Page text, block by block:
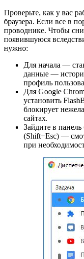
Проверьте, как у вас
браузера. Если все в
проводнике. Чтобы
появившуюся
нужно:
Для начала —
данные —
профиль
Для Google
установить
блокирует
сайтах.
Зайдите в
(Shift+Esc) —
при